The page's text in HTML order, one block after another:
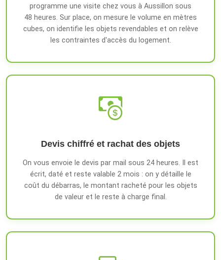
programme une visite chez vous à Aussillon sous
48 heures. Sur place, on mesure le volume en mètres
cubes, on identifie les objets revendables et on relève
les contraintes d'accès du logement.
Devis chiffré et rachat des objets
On vous envoie le devis par mail sous 24 heures. Il est
écrit, daté et reste valable 2 mois : on y détaille le
coût du débarras, le montant racheté pour les objets
de valeur et le reste à charge final.